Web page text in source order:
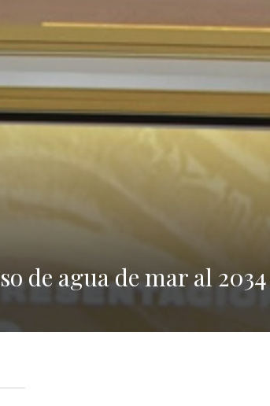
de agua de mar al